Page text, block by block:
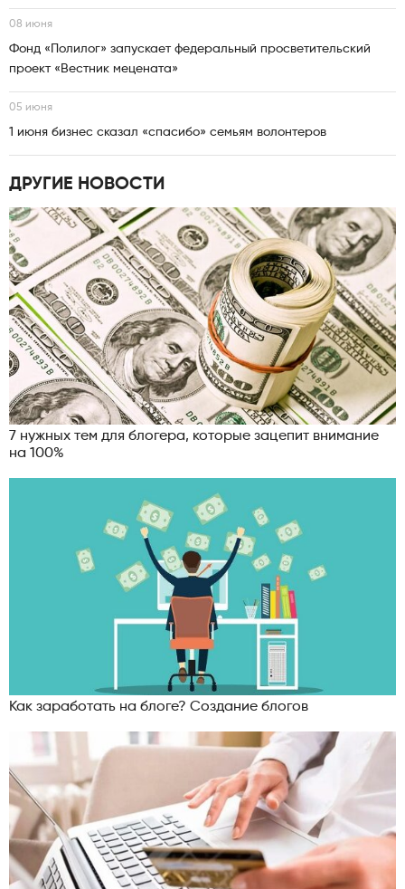
08 июня
Фонд «Полилог» запускает федеральный просветительский
проект «Вестник мецената»
05 июня
1 июня бизнес сказал «спасибо» семьям волонтеров
ДРУГИЕ НОВОСТИ
7 нужных тем для блогера, которые зацепит внимание
на 100%
Как заработать на блоге? Создание блогов